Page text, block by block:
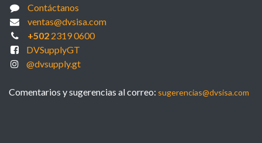
Contáctanos
ventas@dvsisa.com
+5022319 0600
DVSupplyGT
@dvsupply.gt
Comentarios y sugerencias al correo: sugerencias@dvsisa.com